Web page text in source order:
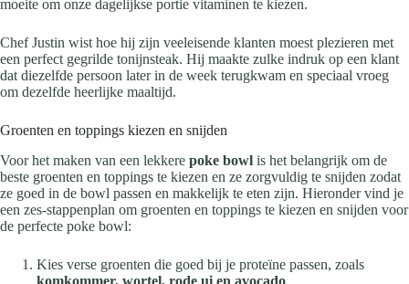
moeite om onze dagelijkse portie vitaminen te kiezen.
Chef Justin wist hoe hij zijn veeleisende klanten moest plezieren met
een perfect gegrilde tonijnsteak. Hij maakte zulke indruk op een klant
dat diezelfde persoon later in de week terugkwam en speciaal vroeg
om dezelfde heerlijke maaltijd.
Groenten en toppings kiezen en snijden
Voor het maken van een lekkere poke bowl is het belangrijk om de
beste groenten en toppings te kiezen en ze zorgvuldig te snijden zodat
ze goed in de bowl passen en makkelijk te eten zijn. Hieronder vind je
een zes-stappenplan om groenten en toppings te kiezen en snijden voor
de perfecte poke bowl:
Kies verse groenten die goed bij je proteïne passen, zoals
komkommer, wortel, rode ui en avocado.